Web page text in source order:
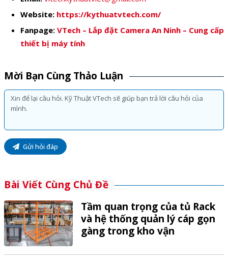
Website: https://kythuatvtech.com/
Fanpage: VTech – Lắp đặt Camera An Ninh – Cung cấp
thiết bị máy tính
Mời Bạn Cùng Thảo Luận
Gửi hỏi đáp
Bài Viết Cùng Chủ Đề
Tầm quan trọng của tủ Rack
và hệ thống quản lý cáp gọn
gàng trong kho vận